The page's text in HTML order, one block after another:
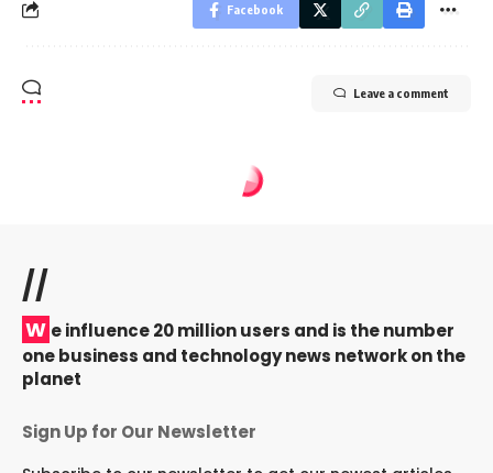
Facebook
Leave a comment
//
W e influence 20 million users and is the number
one business and technology news network on the
planet
Sign Up for Our Newsletter